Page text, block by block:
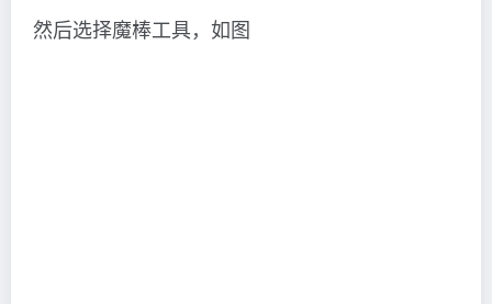
然后选择魔棒工具，如图